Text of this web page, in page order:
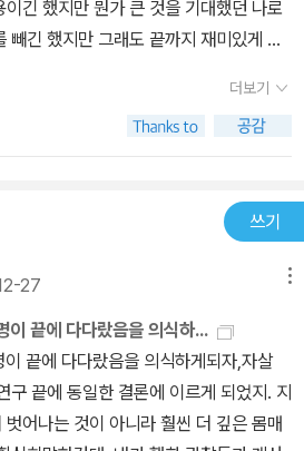
긴 했지만 뭔가 큰 것을 기대했던 나로
빼긴 했지만 그래도 끝까지 재미있게 읽
더보기
쓰기
27
이 끝에 다다랐음을 의식하...
끝에 다다랐음을 의식하게되자,자살
구 끝에 동일한 결론에 이르게 되었지. 지
어나는 것이 아니라 훨씬 더 깊은 몸매